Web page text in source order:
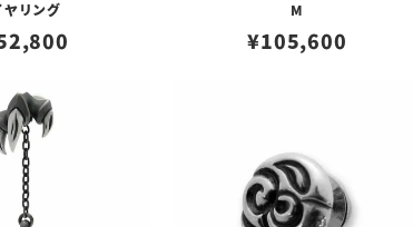
ヤリング
M
¥105,600